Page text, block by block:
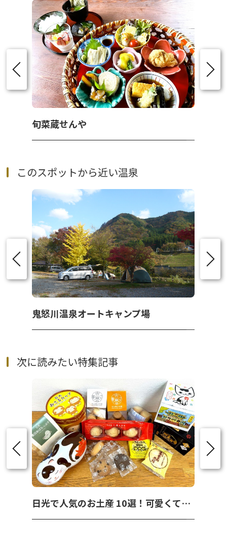
旬菜蔵せんや
このスポットから近い温泉
鬼怒川温泉オートキャンプ場
次に読みたい特集記事
日光で人気のお土産 10選！可愛くて美味しいお菓子を紹介！